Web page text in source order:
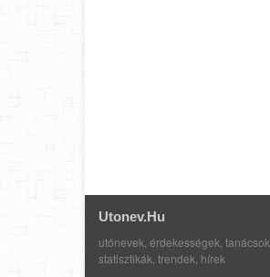
Utonev.hu
utónevek, érdekességek, tanácsok,
statisztikák, trendek, hírek